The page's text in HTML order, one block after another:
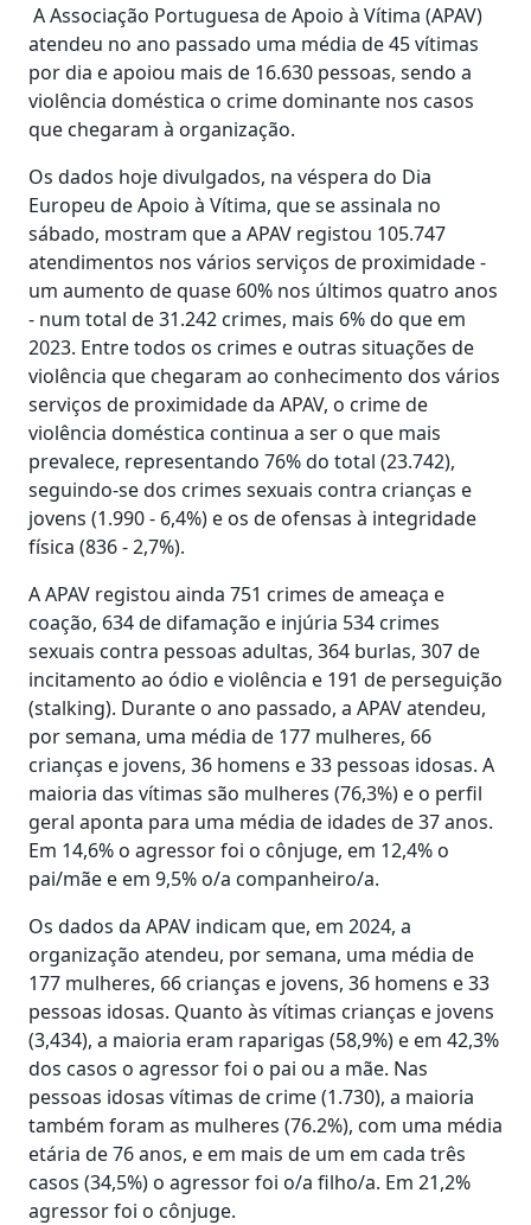
A Associação Portuguesa de Apoio à Vítima (APAV)
atendeu no ano passado uma média de 45 vítimas
por dia e apoiou mais de 16.630 pessoas, sendo a
violência doméstica o crime dominante nos casos
que chegaram à organização.
Os dados hoje divulgados, na véspera do Dia
Europeu de Apoio à Vítima, que se assinala no
sábado, mostram que a APAV registou 105.747
atendimentos nos vários serviços de proximidade -
um aumento de quase 60% nos últimos quatro anos
- num total de 31.242 crimes, mais 6% do que em
2023. Entre todos os crimes e outras situações de
violência que chegaram ao conhecimento dos vários
serviços de proximidade da APAV, o crime de
violência doméstica continua a ser o que mais
prevalece, representando 76% do total (23.742),
seguindo-se dos crimes sexuais contra crianças e
jovens (1.990 - 6,4%) e os de ofensas à integridade
física (836 - 2,7%).
A APAV registou ainda 751 crimes de ameaça e
coação, 634 de difamação e injúria 534 crimes
sexuais contra pessoas adultas, 364 burlas, 307 de
incitamento ao ódio e violência e 191 de perseguição
(stalking). Durante o ano passado, a APAV atendeu,
por semana, uma média de 177 mulheres, 66
crianças e jovens, 36 homens e 33 pessoas idosas. A
maioria das vítimas são mulheres (76,3%) e o perfil
geral aponta para uma média de idades de 37 anos.
Em 14,6% o agressor foi o cônjuge, em 12,4% o
pai/mãe e em 9,5% o/a companheiro/a.
Os dados da APAV indicam que, em 2024, a
organização atendeu, por semana, uma média de
177 mulheres, 66 crianças e jovens, 36 homens e 33
pessoas idosas. Quanto às vítimas crianças e jovens
(3,434), a maioria eram raparigas (58,9%) e em 42,3%
dos casos o agressor foi o pai ou a mãe. Nas
pessoas idosas vítimas de crime (1.730), a maioria
também foram as mulheres (76.2%), com uma média
etária de 76 anos, e em mais de um em cada três
casos (34,5%) o agressor foi o/a filho/a. Em 21,2%
agressor foi o cônjuge.